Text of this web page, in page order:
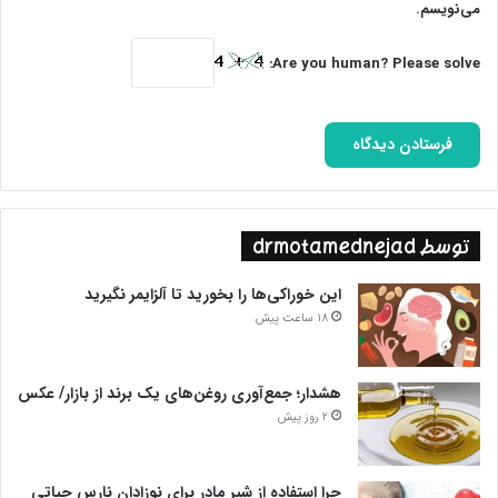
می‌نویسم.
Are you human? Please solve:
توسط drmotamednejad
این خوراکی‌ها را بخورید تا آلزایمر نگیرید
18 ساعت پیش
هشدار؛ جمع‌آوری روغن‌های یک برند از بازار/ عکس
2 روز پیش
چرا استفاده از شیر مادر برای نوزادان نارس حیاتی